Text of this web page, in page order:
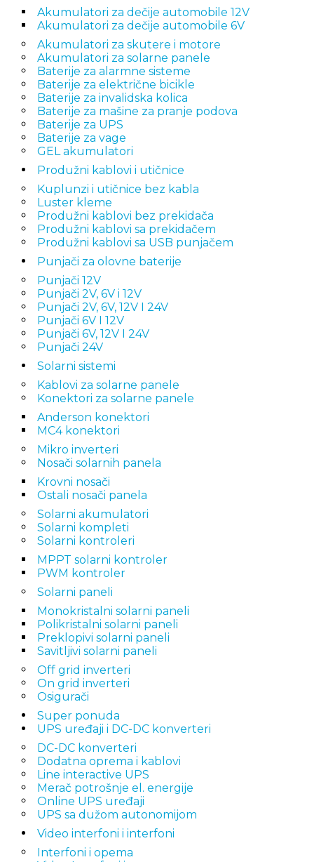
Akumulatori za dečije automobile 12V
Akumulatori za dečije automobile 6V
Akumulatori za skutere i motore
Akumulatori za solarne panele
Baterije za alarmne sisteme
Baterije za električne bicikle
Baterije za invalidska kolica
Baterije za mašine za pranje podova
Baterije za UPS
Baterije za vage
GEL akumulatori
Produžni kablovi i utičnice
Kuplunzi i utičnice bez kabla
Luster kleme
Produžni kablovi bez prekidača
Produžni kablovi sa prekidačem
Produžni kablovi sa USB punjačem
Punjači za olovne baterije
Punjači 12V
Punjači 2V, 6V i 12V
Punjači 2V, 6V, 12V I 24V
Punjači 6V I 12V
Punjači 6V, 12V I 24V
Punjači 24V
Solarni sistemi
Kablovi za solarne panele
Konektori za solarne panele
Anderson konektori
MC4 konektori
Mikro inverteri
Nosači solarnih panela
Krovni nosači
Ostali nosači panela
Solarni akumulatori
Solarni kompleti
Solarni kontroleri
MPPT solarni kontroler
PWM kontroler
Solarni paneli
Monokristalni solarni paneli
Polikristalni solarni paneli
Preklopivi solarni paneli
Savitljivi solarni paneli
Off grid inverteri
On grid inverteri
Osigurači
Super ponuda
UPS uređaji i DC-DC konverteri
DC-DC konverteri
Dodatna oprema i kablovi
Line interactive UPS
Merač potrošnje el. energije
Online UPS uređaji
UPS sa dužom autonomijom
Video interfoni i interfoni
Interfoni i opema